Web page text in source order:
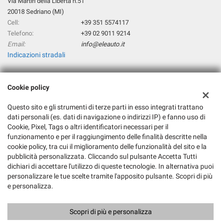
20018 Sedriano (MI)
Cell:
+39 351 5574117
Telefono:
+39 02 9011 9214
Email:
info@eleauto.it
Indicazioni stradali
Dati fiscali:
Via Martiri della Libertà n°51, 20018 Sedriano (MI)
C.F/P.IVA:06217180964
Registro delle imprese:
MI
REA:MI-1877570
Copyright © 2026 GestionaleAuto.com S.r.l., Tutti i diritti riservati -
Cookie policy
Questo sito e gli strumenti di terze parti in esso integrati trattano
dati personali (es. dati di navigazione o indirizzi IP) e fanno uso di
Cookie, Pixel, Tags o altri identificatori necessari per il
funzionamento e per il raggiungimento delle finalità descritte nella
cookie policy, tra cui il miglioramento delle funzionalità del sito e la
pubblicità personalizzata. Cliccando sul pulsante Accetta Tutti
dichiari di accettare l'utilizzo di queste tecnologie. In alternativa puoi
personalizzare le tue scelte tramite l'apposito pulsante. Scopri di più
e personalizza.
Scopri di più e personalizza